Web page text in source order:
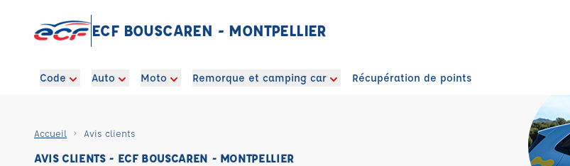
ECF BOUSCAREN - MONTPELLIER
Code Auto Moto Remorque et camping car Récupération de points
Accueil Avis clients
AVIS CLIENTS - ECF BOUSCAREN - MONTPELLIER